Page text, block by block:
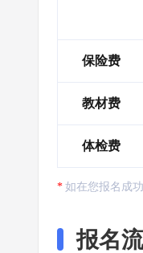
保险费
教材费
体检费
如在您报名成
报名